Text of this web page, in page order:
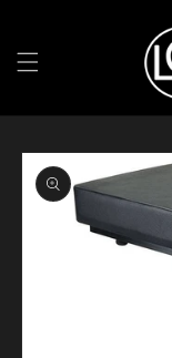
Skip to
product
information